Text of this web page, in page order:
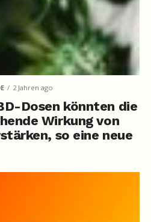
2 Jahren ago
Dosen könnten die
Wirkung von
so eine neue